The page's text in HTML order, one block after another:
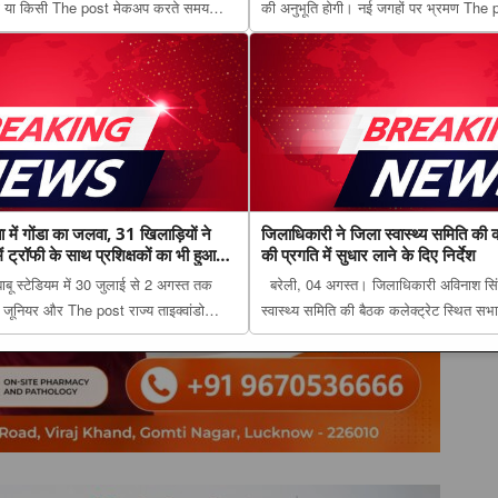
या किसी The post मेकअप करते समय
वरना मिनटों में बिगड़ सकता है पूरा लुक
Tribune. ...
की अनुभूति होगी। नई जगहों पर भ्रमण
राशिफल: किन राशियों की चमकेगी किस्मत
पढ़ें सभी 12 राशियों का हाल appeared
Tribun...
में गोंडा का जलवा, 31 खिलाड़ियों ने
के साथ प्रशिक्षकों का भी हुआ
स्टेडियम में 30 जुलाई से 2 अगस्त तक
और The post राज्य ताइक्वांडो
31 खिलाड़ियों ने जीते 29 पदक, लखनऊ में
भी हुआ सम्मान appeared f...
जिलाधिकारी ने जिला स्वास्थ्य समिति
की प्रगति में सुधार लाने के दिए निर्देश
बरेली, 04 अगस्त। जिलाधिकारी अविनाश
स्वास्थ्य समिति की बैठक कलेक्ट्रेट स्थित
जिलाधिकारी ने जिला स्वास्थ्य समिति की
प्रगति में सुधार लाने के दिए निर्देश